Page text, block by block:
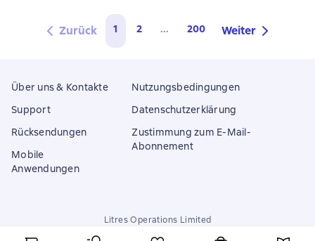
Zurück 1 2 ... 200 Weiter
Über uns & Kontakte
Support
Rücksendungen
Mobile
Anwendungen
Nutzungsbedingungen
Datenschutzerklärung
Zustimmung zum E-Mail-
Abonnement
Litres Operations Limited